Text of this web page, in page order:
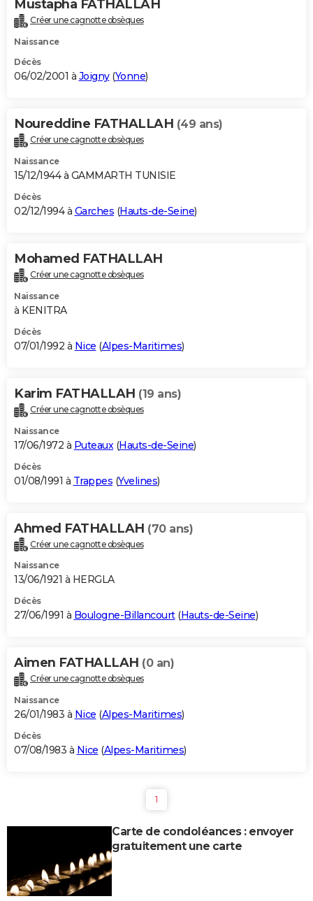
Mustapha FATHALLAH
Créer une cagnotte obsèques
Naissance
Décès
06/02/2001 à Joigny(Yonne)
Noureddine FATHALLAH (49 ans)
Créer une cagnotte obsèques
Naissance
15/12/1944 à GAMMARTH TUNISIE
Décès
02/12/1994 à Garches (Hauts-de-Seine)
Mohamed FATHALLAH
Créer une cagnotte obsèques
Naissance
à KENITRA
Décès
07/01/1992 à Nice (Alpes-Maritimes)
Karim FATHALLAH (19 ans)
Créer une cagnotte obsèques
Naissance
17/06/1972 à Puteaux (Hauts-de-Seine)
Décès
01/08/1991 à Trappes (Yvelines)
Ahmed FATHALLAH (70 ans)
Créer une cagnotte obsèques
Naissance
13/06/1921 à HERGLA
Décès
27/06/1991 à Boulogne-Billancourt(Hauts-de-Seine)
Aimen FATHALLAH (0 an)
Créer une cagnotte obsèques
Naissance
26/01/1983 à Nice (Alpes-Maritimes)
Décès
07/08/1983 à Nice (Alpes-Maritimes)
1
Carte de condoléances : envoyer
gratuitement une carte